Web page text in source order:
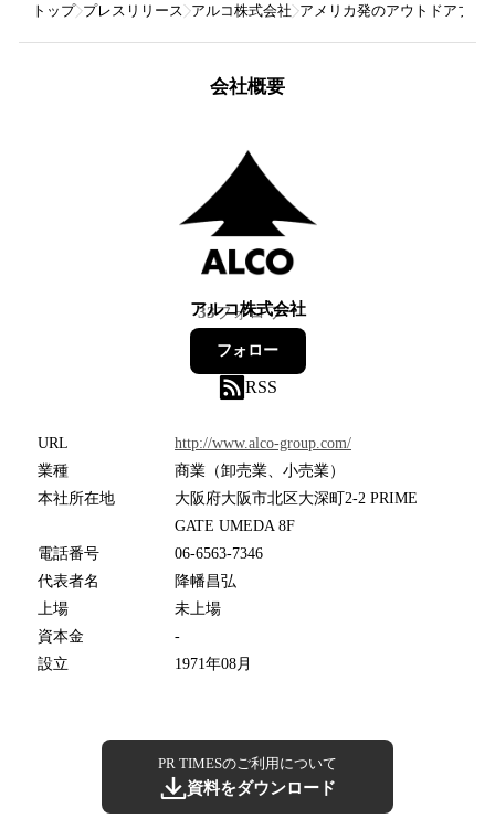
トップ プレスリリース アルコ株式会社 アメリカ発のアウトドアブラ
会社概要
アルコ株式会社
33フォロワー
フォロー
RSS
URL
http://www.alco-group.com/
業種
商業（卸売業、小売業）
本社所在地
大阪府大阪市北区大深町2-2 PRIME
GATE UMEDA 8F
電話番号
06-6563-7346
代表者名
降幡昌弘
上場
未上場
資本金
-
設立
1971年08月
PR TIMESのご利用について
資料をダウンロード